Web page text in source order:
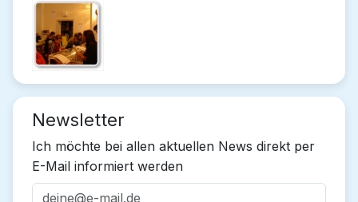
Newsletter
Ich möchte bei allen aktuellen News direkt per
E-Mail informiert werden